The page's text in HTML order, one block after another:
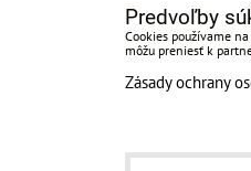
Predvoľby
Cookies používame
môžu preniesť k
Zásady ochrany